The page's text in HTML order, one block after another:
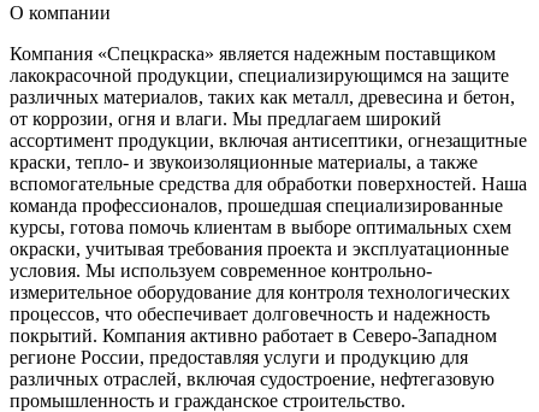
О компании
Компания «Спецкраска» является надежным поставщиком
лакокрасочной продукции, специализирующимся на защите
различных материалов, таких как металл, древесина и бетон,
от коррозии, огня и влаги. Мы предлагаем широкий
ассортимент продукции, включая антисептики, огнезащитные
краски, тепло- и звукоизоляционные материалы, а также
вспомогательные средства для обработки поверхностей. Наша
команда профессионалов, прошедшая специализированные
курсы, готова помочь клиентам в выборе оптимальных схем
окраски, учитывая требования проекта и эксплуатационные
условия. Мы используем современное контрольно-
измерительное оборудование для контроля технологических
процессов, что обеспечивает долговечность и надежность
покрытий. Компания активно работает в Северо-Западном
регионе России, предоставляя услуги и продукцию для
различных отраслей, включая судостроение, нефтегазовую
промышленность и гражданское строительство.